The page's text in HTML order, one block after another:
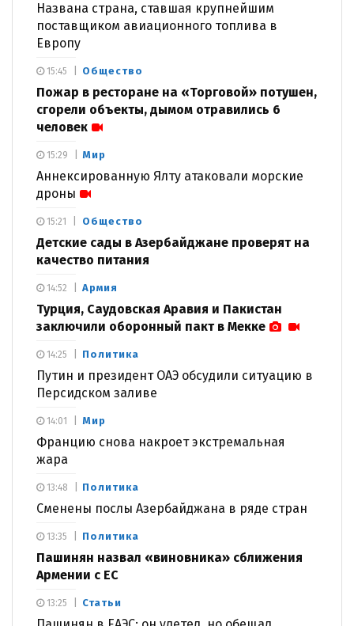
Названа страна, ставшая крупнейшим
поставщиком авиационного топлива в
Европу
Общество
Пожар в ресторане на «Торговой» потушен,
сгорели объекты, дымом отравились 6
человек
15:45
Мир
Аннексированную Ялту атаковали морские
дроны
15:29
Общество
Детские сады в Азербайджане проверят на
качество питания
15:21
Армия
Турция, Саудовская Аравия и Пакистан
заключили оборонный пакт в Мекке
14:52
Политика
Путин и президент ОАЭ обсудили ситуацию в
Персидском заливе
14:25
Мир
Францию снова накроет экстремальная
жара
14:01
Политика
Сменены послы Азербайджана в ряде стран
13:48
Политика
Пашинян назвал «виновника» сближения
Армении с ЕС
13:35
Статьи
13:25